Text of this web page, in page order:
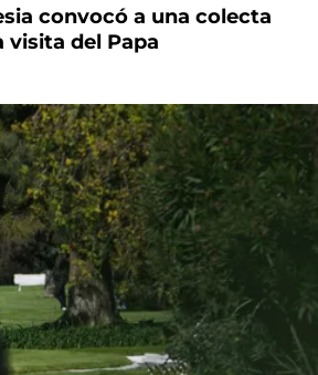
convocó a una colecta
visita del Papa